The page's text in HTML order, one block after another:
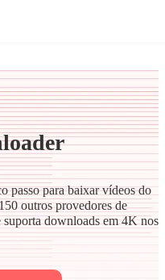
passo para baixar vídeos do
outros provedores de
downloads em 4K nos